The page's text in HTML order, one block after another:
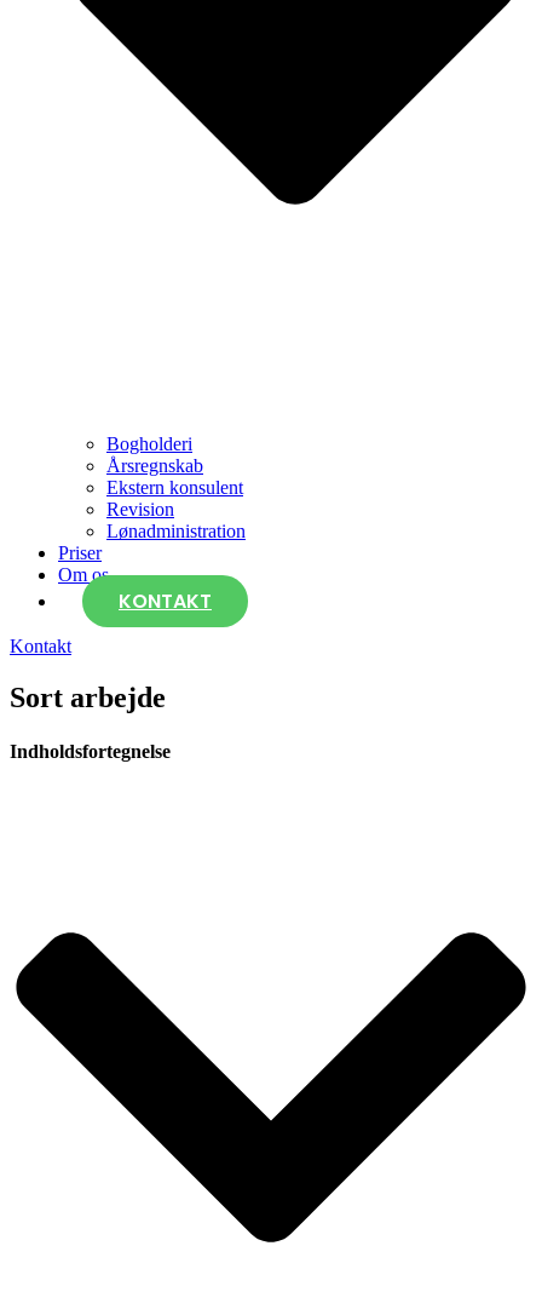
Bogholderi
Årsregnskab
Ekstern konsulent
Revision
Lønadministration
Priser
Om os
KONTAKT
Kontakt
Sort arbejde
Indholdsfortegnelse